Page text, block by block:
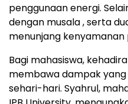
penggunaan energi.
dengan musala , serta
menunjang kenyamanan
Bagi mahasiswa,
membawa dampak
sehari-hari. Syahrul,